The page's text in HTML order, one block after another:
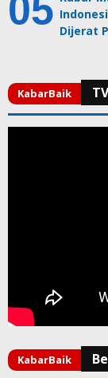
Dijerat